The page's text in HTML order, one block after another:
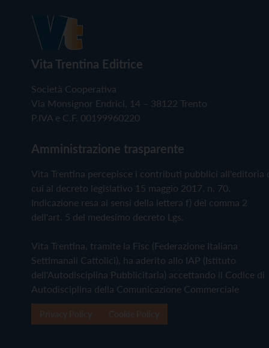
Vita Trentina Editrice
Società Cooperativa
Via Monsignor Endrici, 14 – 38122 Trento
P.IVA e C.F. 00199960220
Amministrazione trasparente
Vita Trentina percepisce i contributi pubblici all'editoria
cui al decreto legislativo 15 maggio 2017, n. 70.
Indicazione resa ai sensi della lettera f) del comma 2
dell'art. 5 del medesimo decreto Lgs.
Vita Trentina, tramite la Fisc (Federazione Italiana
Settimanali Cattolici), ha aderito allo IAP (Istituto
dell'Autodisciplina Pubblicitaria) accettando il Codice di
Autodisciplina della Comunicazione Commerciale